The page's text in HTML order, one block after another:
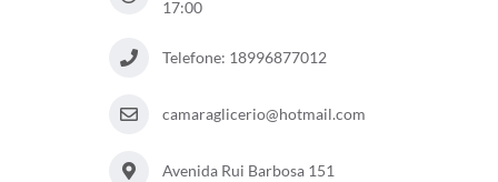
17:00
Telefone: 18996877012
camaraglicerio@hotmail.com
Avenida Rui Barbosa 151